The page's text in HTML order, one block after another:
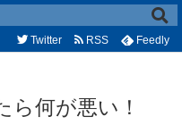
ら何が悪い！
Twitter RSS Feedly